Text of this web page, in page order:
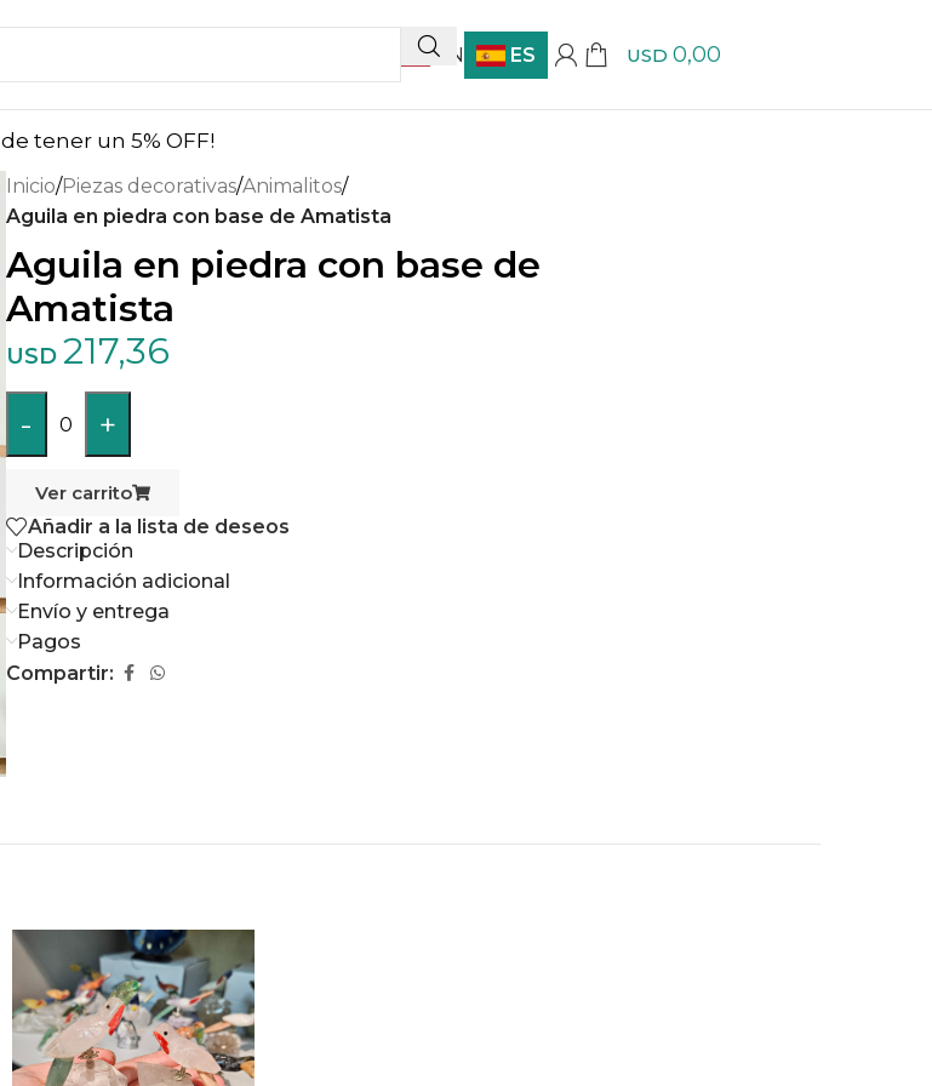
EN ES USD 0,00
de tener un 5% OFF!
Inicio/Piezas decorativas/Animalitos/
Aguila en piedra con base de Amatista
Aguila en piedra con base de
Amatista
USD 217,36
- 0 +
Ver carrito
Añadir a la lista de deseos
Descripción
Información adicional
Envío y entrega
Pagos
Compartir: